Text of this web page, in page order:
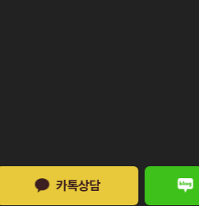
카톡상담